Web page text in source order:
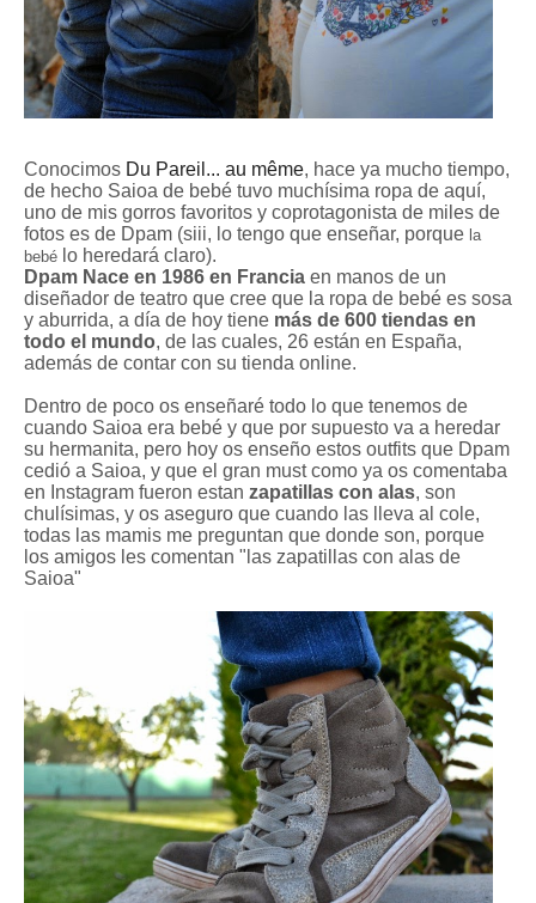
Conocimos Du Pareil... au même, hace ya mucho tiempo,
de hecho Saioa de bebé tuvo muchísima ropa de aquí,
uno de mis gorros favoritos y coprotagonista de miles de
fotos es de Dpam (siii, lo tengo que enseñar, porque la
bebé lo heredará claro).
Dpam Nace en 1986 en Francia en manos de un
diseñador de teatro que cree que la ropa de bebé es sosa
y aburrida, a día de hoy tiene más de 600 tiendas en
todo el mundo, de las cuales, 26 están en España,
además de contar con su tienda online.
Dentro de poco os enseñaré todo lo que tenemos de
cuando Saioa era bebé y que por supuesto va a heredar
su hermanita, pero hoy os enseño estos outfits que Dpam
cedió a Saioa, y que el gran must como ya os comentaba
en Instagram fueron estan zapatillas con alas, son
chulísimas, y os aseguro que cuando las lleva al cole,
todas las mamis me preguntan que donde son, porque
los amigos les comentan "las zapatillas con alas de
Saioa"